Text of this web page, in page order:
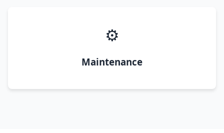
⚙️
Maintenance